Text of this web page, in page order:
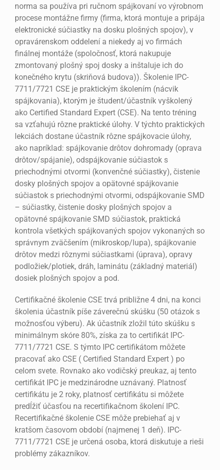
norma sa používa pri ručnom spájkovaní vo výrobnom
procese montážne firmy (firma, ktorá montuje a pripája
elektronické súčiastky na dosku plošných spojov), v
opravárenskom oddelení a niekedy aj vo firmách
finálnej montáže (spoločnosť, ktorá nakupuje
zmontovaný plošný spoj dosky a inštaluje ich do
konečného krytu (skriňová budova)). Školenie IPC-
7711/7721 CSE je praktickým školením (nácvik
spájkovania), ktorým je študent/účastník vyškolený
ako Certified Standard Expert (CSE). Na tento tréning
sa vzťahujú rôzne praktické úlohy. V týchto praktických
lekciách dostane účastník rôzne spájkovacie úlohy,
ako napríklad: spájkovanie drôtov dohromady (oprava
drôtov/spájanie), odspájkovanie súčiastok s
priechodnými otvormi (konvenčné súčiastky), čistenie
dosky plošných spojov a opätovné spájkovanie
súčiastok s priechodnými otvormi, odspájkovanie SMD
– súčiastky, čistenie dosky plošných spojov a
opätovné spájkovanie SMD súčiastok, praktická
kontrola všetkých spájkovaných spojov vykonaných so
správnym zväčšením (mikroskop/lupa), spájkovanie
drôtov medzi rôznymi súčiastkami (úprava), opravy
podložiek/plotiek, dráh, laminátu (základný materiál)
dosiek plošných spojov a pod.
Certifikačné školenie CSE trvá približne 4 dni, na konci
školenia účastník píše záverečnú skúšku (50 otázok s
možnosťou výberu). Ak účastník zložil túto skúšku s
minimálnym skóre 80%, získa za to certifikát IPC-
7711/7721 CSE. S týmto IPC certifikátom môžete
pracovať ako CSE ( Certified Standard Expert ) po
celom svete. Rovnako ako vodičský preukaz, aj tento
certifikát IPC je medzinárodne uznávaný. Platnosť
certifikátu je 2 roky, platnosť certifikátu si môžete
predĺžiť účasťou na recertifikačnom školení IPC.
Recertifikačné školenie CSE môže prebiehať aj v
kratšom časovom období (najmenej 1 deň). IPC-
7711/7721 CSE je určená osoba, ktorá diskutuje a rieši
problémy zákazníkov.